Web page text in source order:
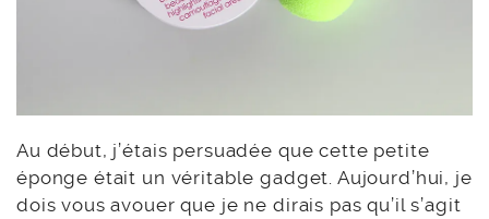
Au début, j’étais persuadée que cette petite
éponge était un véritable gadget. Aujourd’hui, je
dois vous avouer que je ne dirais pas qu’il s’agit